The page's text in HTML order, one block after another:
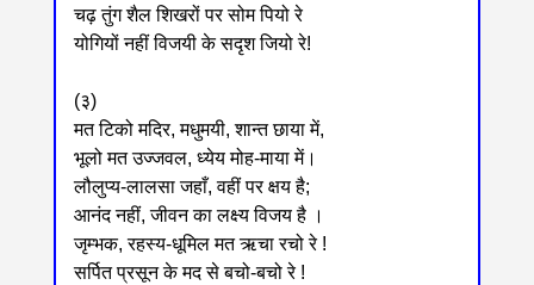
चढ़ तुंग शैल शिखरों पर सोम पियो रे
योगियों नहीं विजयी के सदृश जियो रे!
(३)
मत टिको मदिर, मधुमयी, शान्त छाया में,
भूलो मत उज्जवल, ध्येय मोह-माया में।
लौलुप्य-लालसा जहाँ, वहीं पर क्षय है;
आनंद नहीं, जीवन का लक्ष्य विजय है ।
जृम्भक, रहस्य-धूमिल मत ऋचा रचो रे !
सर्पित प्रसून के मद से बचो-बचो रे !